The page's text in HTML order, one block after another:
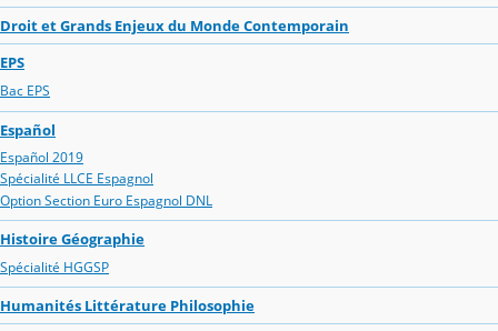
Droit et Grands Enjeux du Monde Contemporain
EPS
Bac EPS
Español
Español 2019
Spécialité LLCE Espagnol
Option Section Euro Espagnol DNL
Histoire Géographie
Spécialité HGGSP
Humanités Littérature Philosophie